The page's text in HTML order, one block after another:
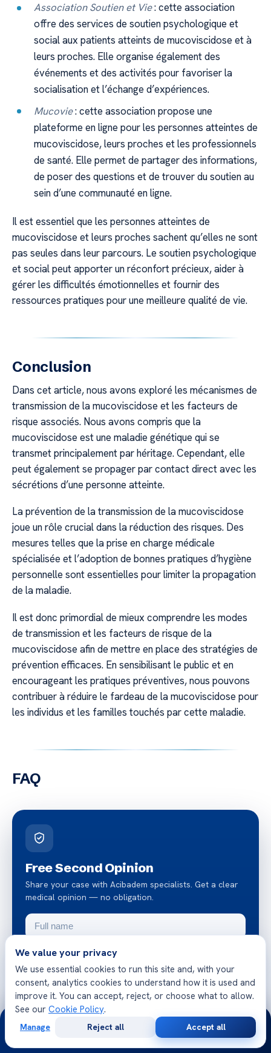
Association Soutien et Vie: cette association
offre des services de soutien psychologique et
social aux patients atteints de mucoviscidose et à
leurs proches. Elle organise également des
événements et des activités pour favoriser la
socialisation et l’échange d’expériences.
Mucovie: cette association propose une
plateforme en ligne pour les personnes atteintes de
mucoviscidose, leurs proches et les professionnels
de santé. Elle permet de partager des informations,
de poser des questions et de trouver du soutien au
sein d’une communauté en ligne.
Il est essentiel que les personnes atteintes de
mucoviscidose et leurs proches sachent qu’elles ne sont
pas seules dans leur parcours. Le soutien psychologique
et social peut apporter un réconfort précieux, aider à
gérer les difficultés émotionnelles et fournir des
ressources pratiques pour une meilleure qualité de vie.
Conclusion
Dans cet article, nous avons exploré les mécanismes de
transmission de la mucoviscidose et les facteurs de
risque associés. Nous avons compris que la
mucoviscidose est une maladie génétique qui se
transmet principalement par héritage. Cependant, elle
peut également se propager par contact direct avec les
sécrétions d’une personne atteinte.
La prévention de la transmission de la mucoviscidose
joue un rôle crucial dans la réduction des risques. Des
mesures telles que la prise en charge médicale
spécialisée et l’adoption de bonnes pratiques d’hygiène
personnelle sont essentielles pour limiter la propagation
de la maladie.
Il est donc primordial de mieux comprendre les modes
de transmission et les facteurs de risque de la
mucoviscidose afin de mettre en place des stratégies de
prévention efficaces. En sensibilisant le public et en
encourageant les pratiques préventives, nous pouvons
contribuer à réduire le fardeau de la mucoviscidose pour
les individus et les familles touchés par cette maladie.
FAQ
Free Second Opinion
Share your case with Acibadem specialists. Get a clear
medical opinion — no obligation.
Request a free second opinion
Chat on WhatsApp
We value your privacy
We use essential cookies to run this site and, with your
consent, analytics cookies to understand how it is used and
improve it. You can accept, reject, or choose what to allow.
See our Cookie Policy.
Manage Reject all Accept all
24/7
Consultation
Opinion